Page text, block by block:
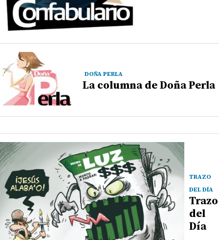
DOÑA PERLA
La columna de Doña Perla
TRAZO
DEL DÍA
Trazo
del
Día